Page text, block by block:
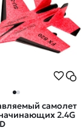
самолет
2.4G